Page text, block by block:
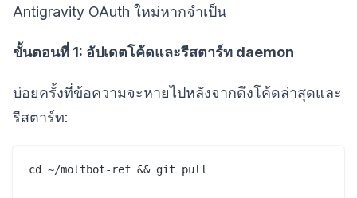
Antigravity OAuth ใหม่หากจำเป็น
ขั้นตอนที่ 1: อัปเดตโค้ดและรีสตาร์ท daemon
บ่อยครั้งที่ข้อความจะหายไปหลังจากดึงโค้ดล่าสุดและ
รีสตาร์ท:
cd ~/moltbot-ref && git pull